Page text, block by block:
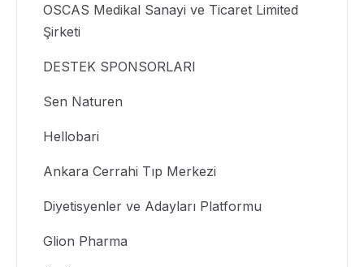
OSCAS Medikal Sanayi ve Ticaret Limited
Şirketi
DESTEK SPONSORLARI
Sen Naturen
Hellobari
Ankara Cerrahi Tıp Merkezi
Diyetisyenler ve Adayları Platformu
Glion Pharma